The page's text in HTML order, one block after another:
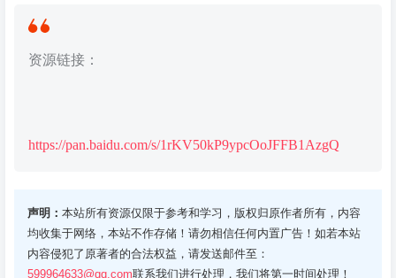
资源链接：
https://pan.baidu.com/s/1rKV50kP9ypcOoJFFB1AzgQ
声明： 本站所有资源仅限于参考和学习，版权归原作者所有，内容
均收集于网络，本站不作存储！请勿相信任何内置广告！如若本站
内容侵犯了原著者的合法权益，请发送邮件至：
599964633@qq.com联系我们进行处理，我们将第一时间处理！